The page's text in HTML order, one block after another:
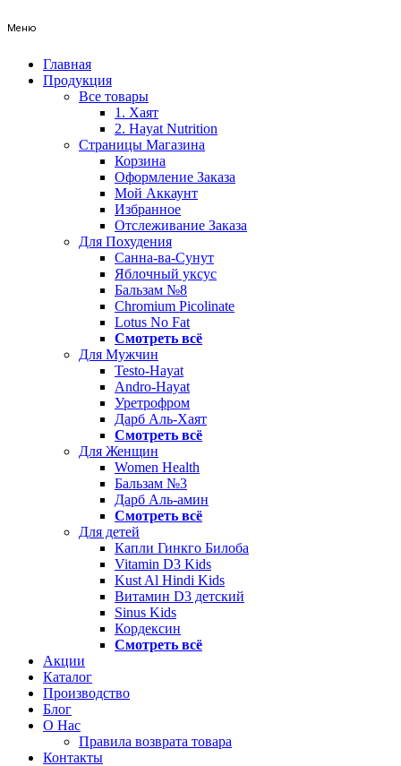
Меню
Главная
Продукция
Все товары
1. Хаят
2. Hayat Nutrition
Страницы Магазина
Корзина
Оформление Заказа
Мой Аккаунт
Избранное
Отслеживание Заказа
Для Похудения
Санна-ва-Сунут
Яблочный уксус
Бальзам №8
Chromium Picolinate
Lotus No Fat
Смотреть всё
Для Мужчин
Testo-Hayat
Andro-Hayat
Уретрофром
Дарб Аль-Хаят
Смотреть всё
Для Женщин
Women Health
Бальзам №3
Дарб Аль-амин
Смотреть всё
Для детей
Капли Гинкго Билоба
Vitamin D3 Kids
Kust Al Hindi Kids
Витамин D3 детский
Sinus Kids
Кордексин
Смотреть всё
Акции
Каталог
Производство
Блог
О Нас
Правила возврата товара
Контакты